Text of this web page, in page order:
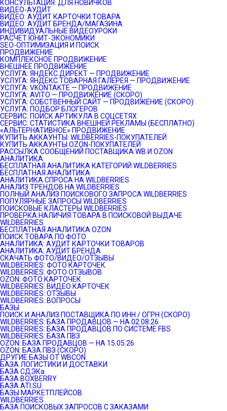
КОНСУЛЬТАЦИЯ: ДЛЯ НОВИЧКОВ
ВИДЕО-АУДИТ
ВИДЕО: АУДИТ КАРТОЧКИ ТОВАРА
ВИДЕО: АУДИТ БРЕНДА/МАГАЗИНА
ИНДИВИДУАЛЬНЫЕ ВИДЕОУРОКИ
РАСЧЕТ ЮНИТ-ЭКОНОМИКИ
SEO-ОПТИМИЗАЦИЯ И ПОИСК
ПРОДВИЖЕНИЕ
КОМПЛЕКСНОЕ ПРОДВИЖЕНИЕ
ВНЕШНЕЕ ПРОДВИЖЕНИЕ
УСЛУГА: ЯНДЕКС.ДИРЕКТ — ПРОДВИЖЕНИЕ
УСЛУГА: ЯНДЕКС.ТОВАРНАЯ ГАЛЕРЕЯ — ПРОДВИЖЕНИЕ
УСЛУГА: VKONTAKTE — ПРОДВИЖЕНИЕ
УСЛУГА: AVITO — ПРОДВИЖЕНИЕ (СКОРО)
УСЛУГА: СОБСТВЕННЫЙ САЙТ — ПРОДВИЖЕНИЕ (СКОРО)
УСЛУГА: ПОДБОР БЛОГЕРОВ
СЕРВИС: ПОИСК АРТИКУЛА В СОЦСЕТЯХ
СЕРВИС: СТАТИСТИКА ВНЕШНЕЙ РЕКЛАМЫ (БЕСПЛАТНО)
«АЛЬТЕРНАТИВНОЕ» ПРОДВИЖЕНИЕ
КУПИТЬ АККАУНТЫ: WILDBERRIES-ПОКУПАТЕЛЕЙ
КУПИТЬ АККАУНТЫ OZON-ПОКУПАТЕЛЕЙ
РАССЫЛКА СООБЩЕНИЙ ПОСТАВЩИКА WB И OZON
АНАЛИТИКА
БЕСПЛАТНАЯ АНАЛИТИКА КАТЕГОРИЙ WILDBERRIES
БЕСПЛАТНАЯ АНАЛИТИКА
АНАЛИТИКА СПРОСА НА WILDBERRIES
АНАЛИЗ ТРЕНДОВ НА WILDBERRIES
ПОЛНЫЙ АНАЛИЗ ПОИСКОВОГО ЗАПРОСА WILDBERRIES
ПОПУЛЯРНЫЕ ЗАПРОСЫ WILDBERRIES
ПОИСКОВЫЕ КЛАСТЕРЫ WILDBERRIES
ПРОВЕРКА НАЛИЧИЯ ТОВАРА В ПОИСКОВОЙ ВЫДАЧЕ
WILDBERRIES
БЕСПЛАТНАЯ АНАЛИТИКА OZON
ПОИСК ТОВАРА ПО ФОТО
АНАЛИТИКА: АУДИТ КАРТОЧКИ ТОВАРОВ
АНАЛИТИКА: АУДИТ БРЕНДА
СКАЧАТЬ ФОТО/ВИДЕО/ОТЗЫВЫ
WILDBERRIES: ФОТО КАРТОЧЕК
WILDBERRIES: ФОТО ОТЗЫВОВ
OZON: ФОТО КАРТОЧЕК
WILDBERRIES: ВИДЕО КАРТОЧЕК
WILDBERRIES: ОТЗЫВЫ
WILDBERRIES: ВОПРОСЫ
БАЗЫ
ПОИСК И АНАЛИЗ ПОСТАВЩИКА ПО ИНН / ОГРН (СКОРО)
WILDBERRIES: БАЗА ПРОДАВЦОВ — НА 02.08.26
WILDBERRIES: БАЗА ПРОДАВЦОВ ПО СИСТЕМЕ FBS
WILDBERRIES: БАЗА ПВЗ
OZON: БАЗА ПРОДАВЦОВ — НА 15.05.26
OZON: БАЗА ПВЗ (СКОРО)
ДРУГИЕ БАЗЫ ОТ WBCON
БАЗА ЛОГИСТИКИ И ДОСТАВКИ
БАЗА СДЭКа
БАЗА BOXBERRY
БАЗА ATI.SU
БАЗЫ МАРКЕТПЛЕЙСОВ
WILDBERRIES
БАЗА ПОИСКОВЫХ ЗАПРОСОВ С ЗАКАЗАМИ